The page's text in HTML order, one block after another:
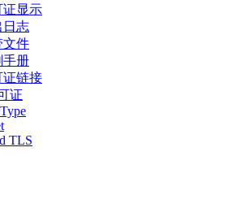
证显示
日志
文件
手册
证链接
证
TLS